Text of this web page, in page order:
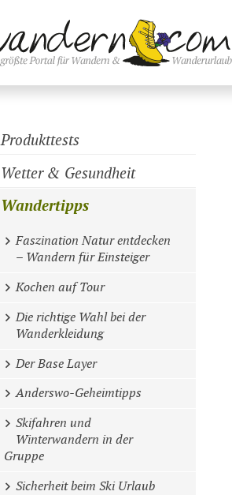
Produkttests
Wetter & Gesundheit
Wandertipps
Faszination Natur entdecken
– Wandern für Einsteiger
Kochen auf Tour
Die richtige Wahl bei der
Wanderkleidung
Der Base Layer
Anderswo-Geheimtipps
Skifahren und
Winterwandern in der
Gruppe
Sicherheit beim Ski Urlaub